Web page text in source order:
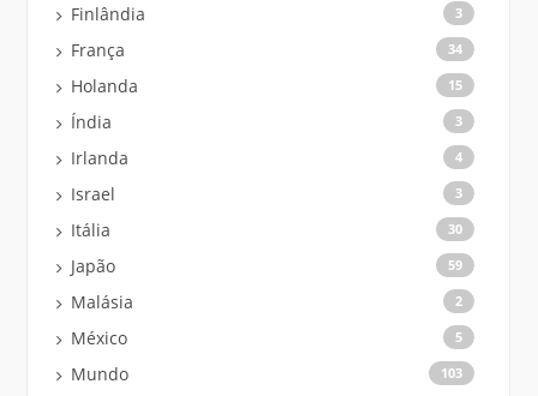
Finlândia 3
França 34
Holanda 15
Índia 3
Irlanda 4
Israel 3
Itália 30
Japão 59
Malásia 2
México 5
Mundo 103